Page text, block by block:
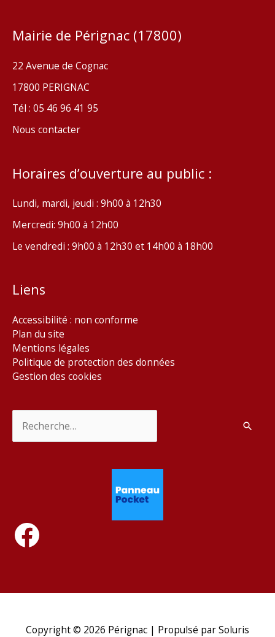
Mairie de Pérignac (17800)
22 Avenue de Cognac
17800 PERIGNAC
Tél : 05 46 96 41 95
Nous contacter
Horaires d’ouverture au public :
Lundi, mardi, jeudi : 9h00 à 12h30
Mercredi: 9h00 à 12h00
Le vendredi : 9h00 à 12h30 et 14h00 à 18h00
Liens
Accessibilité : non conforme
Plan du site
Mentions légales
Politique de protection des données
Gestion des cookies
Facebook
Copyright © 2026 Pérignac | Propulsé par Soluris